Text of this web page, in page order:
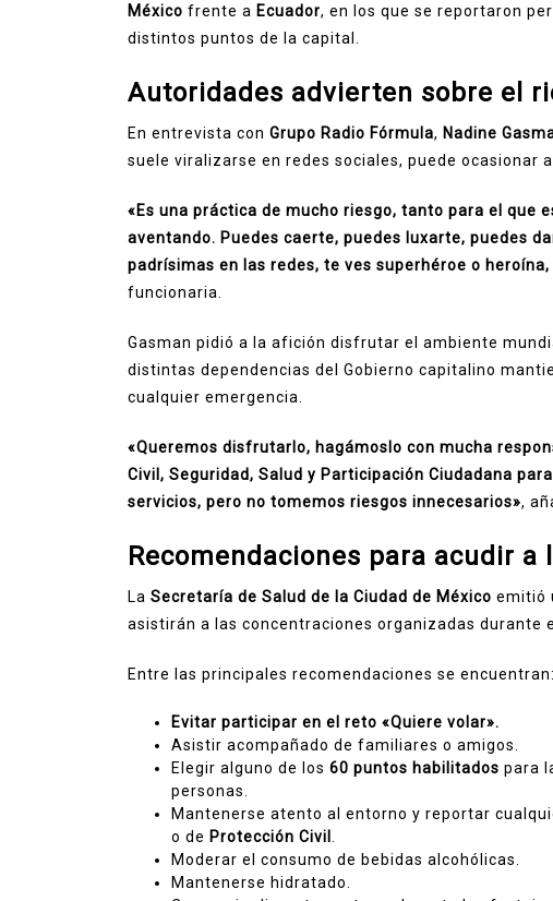
México frente a Ecuador, en los que se reportaron
distintos puntos de la capital.
Autoridades advierten sobre el
En entrevista con Grupo Radio Fórmula, Nadine
suele viralizarse en redes sociales, puede ocasionar
«Es una práctica de mucho riesgo, tanto para el que
aventando. Puedes caerte, puedes luxarte, puedes
padrísimas en las redes, te ves superhéroe o
funcionaria.
Gasman pidió a la afición disfrutar el ambiente
distintas dependencias del Gobierno capitalino
cualquier emergencia.
«Queremos disfrutarlo, hagámoslo con mucha
Civil, Seguridad, Salud y Participación Ciudadana
servicios, pero no tomemos riesgos innecesarios»,
Recomendaciones para acudir a
La Secretaría de Salud de la Ciudad de México emitió
asistirán a las concentraciones organizadas durante
Entre las principales recomendaciones se encuentran:
Evitar participar en el reto «Quiere volar».
Asistir acompañado de familiares o amigos.
Elegir alguno de los 60 puntos habilitados para
personas.
Mantenerse atento al entorno y reportar
o de Protección Civil
Moderar el consumo de bebidas alcohólicas.
Mantenerse hidratado.